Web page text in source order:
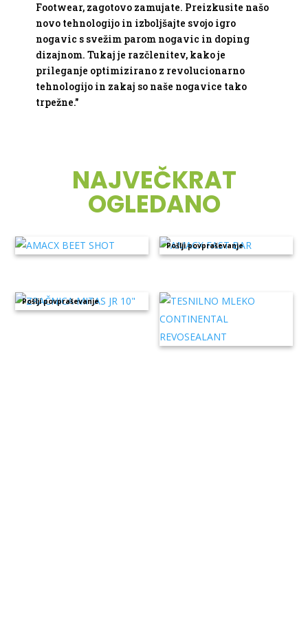
Footwear, zagotovo zamujate. Preizkusite našo
novo tehnologijo in izboljšajte svojo igro
nogavic s svežim parom nogavic in doping
dizajnom. Tukaj je razčlenitev, kako je
prileganje optimizirano z revolucionarno
tehnologijo in zakaj so naše nogavice tako
trpežne."
NAJVEČKRAT
OGLEDANO
Pošlji povpraševanje
Pošlji povpraševanje